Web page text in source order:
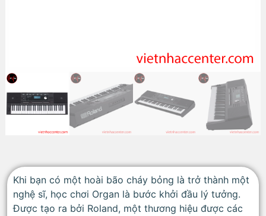
Khi bạn có một hoài bão cháy bỏng là trở thành một
nghệ sĩ, học chơi Organ là bước khởi đầu lý tưởng.
Được tạo ra bởi Roland, một thương hiệu được các